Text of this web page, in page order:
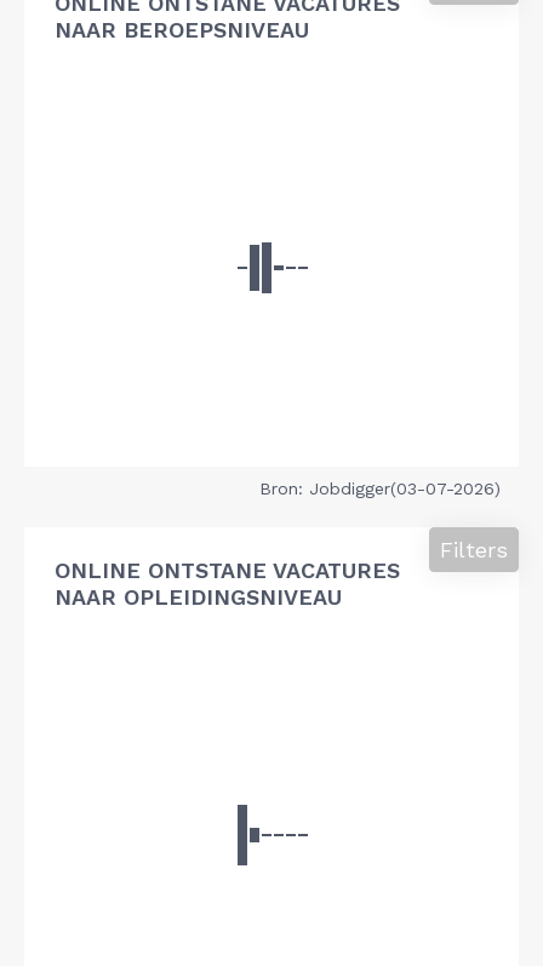
NAAR BEROEPSNIVEAU
Bron: Jobdigger(03-07-2026)
ONLINE ONTSTANE VACATURES
NAAR OPLEIDINGSNIVEAU
Filters